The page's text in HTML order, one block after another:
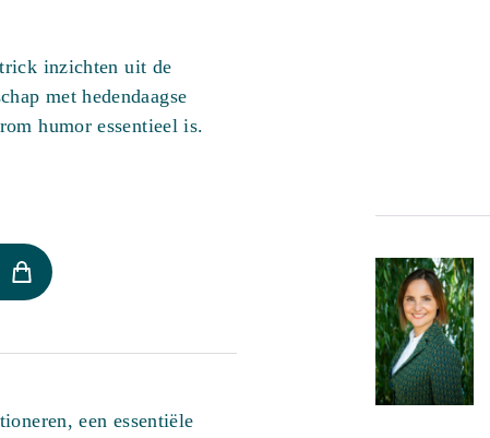
inzichten uit de
met hedendaagse
humor essentieel is.
een essentiële